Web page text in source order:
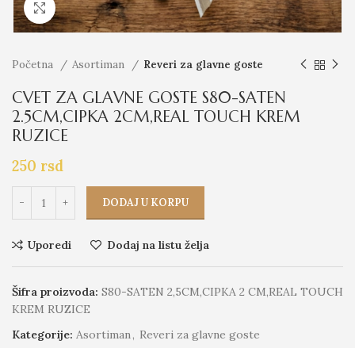
Click to enlarge
Početna Asortiman Reveri za glavne goste
CVET ZA GLAVNE GOSTE S80-SATEN
2.5CM,CIPKA 2CM,REAL TOUCH KREM
RUZICE
250 rsd
DODAJ U KORPU
Uporedi Dodaj na listu želja
Šifra proizvoda: S80-SATEN 2,5CM,CIPKA 2 CM,REAL TOUCH
KREM RUZICE
Kategorije: Asortiman, Reveri za glavne goste